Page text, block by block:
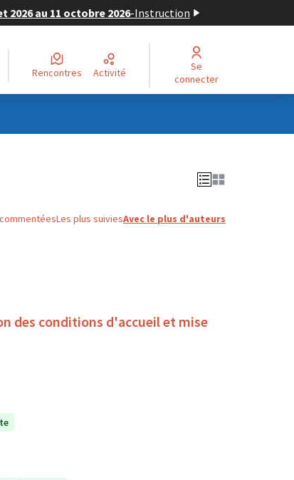
au 11 octobre 2026-Instruction
Rencontres Activité
Se
connecter
Les plus suiviesAvec le plus d'auteurs
des conditions d'accueil et mise